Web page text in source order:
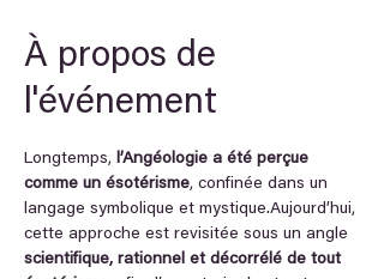
À propos de
l'événement
Longtemps, l’Angéologie a été perçue
comme un ésotérisme, confinée dans un
langage symbolique et mystique.Aujourd’hui,
cette approche est revisitée sous un angle
scientifique, rationnel et décorrélé de tout